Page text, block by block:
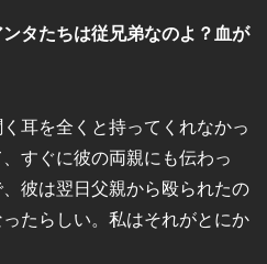
タたちは従兄弟なのよ？血が
耳を全くと持ってくれなかっ
すぐに彼の両親にも伝わっ
彼は翌日父親から殴られたの
たらしい。私はそれがとにか